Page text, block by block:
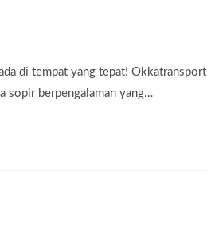
di tempat yang tepat! Okkatransport
sopir berpengalaman yang…